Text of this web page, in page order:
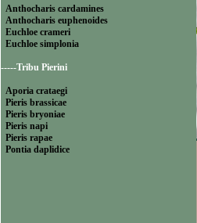
Anthocharis cardamines
Anthocharis euphenoides
Euchloe crameri
Euchloe simplonia
-----Tribu Pierini
Aporia crataegi
Pieris brassicae
Pieris bryoniae
Pieris napi
Pieris rapae
Pontia daplidice